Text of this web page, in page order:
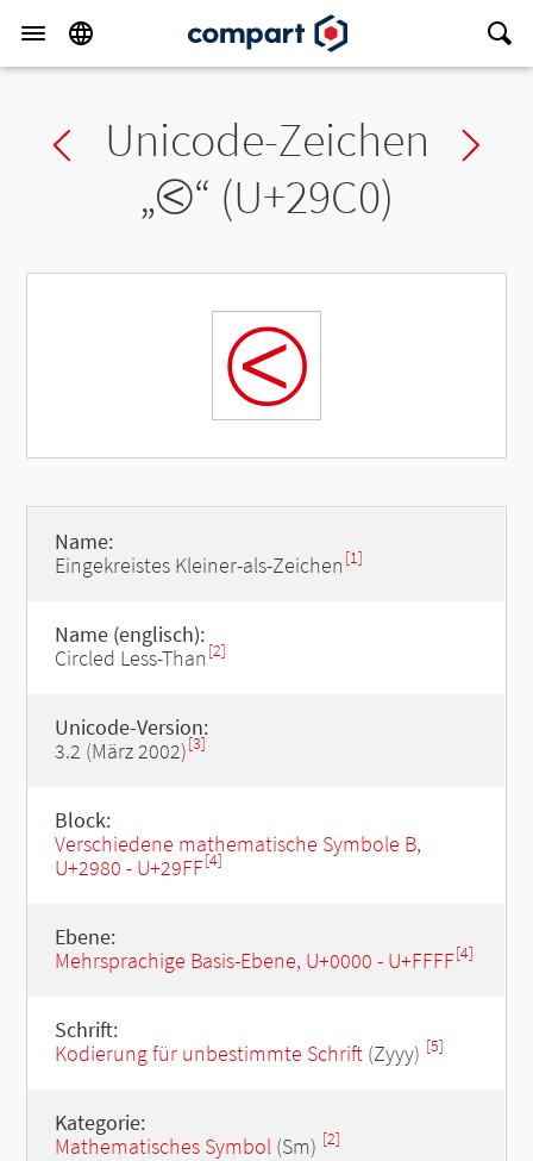
Previous char
Unicode-Zeichen
„⧀“ (U+29C0)
⧀
Name:
Eingekreistes Kleiner-als-Zeichen [1]
Name (englisch):
Circled Less-Than [2]
Unicode-Version:
3.2 (März 2002)[3]
Block:
Verschiedene mathematische Symbole B,
U+2980 - U+29FF[4]
Ebene:
Mehrsprachige Basis-Ebene, U+0000 - U+FFFF[4]
Schrift:
Kodierung für unbestimmte Schrift(Zyyy) [5]
Kategorie:
Mathematisches Symbol(Sm) [2]